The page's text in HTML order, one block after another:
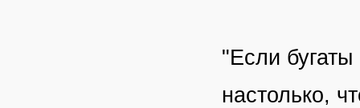
"Если
настолько,